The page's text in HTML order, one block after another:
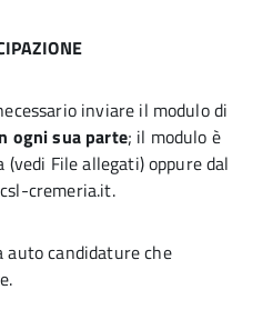
inviare il modulo di
ogni sua parte; il modulo è
File allegati) oppure dal
cremeria.it.
candidature che